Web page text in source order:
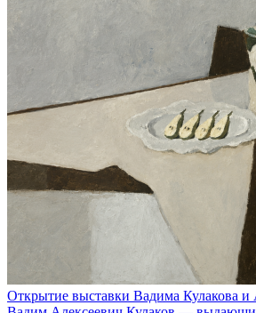
Открытие выставки Вадима Кулакова и